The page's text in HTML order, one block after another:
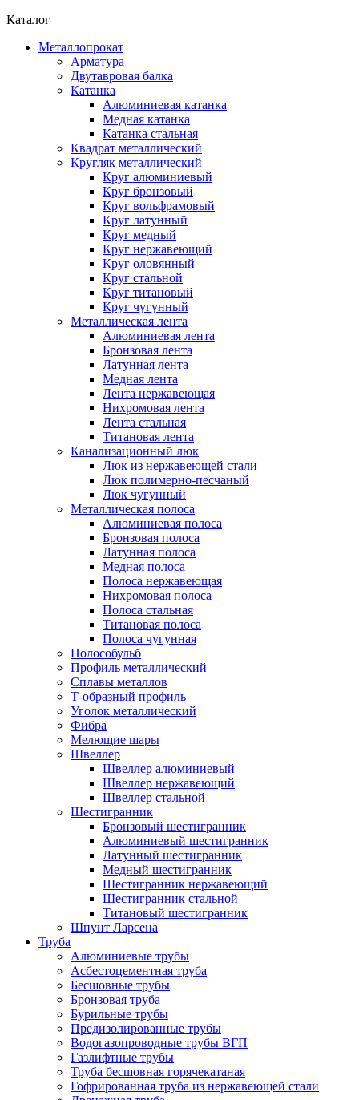
Каталог
Металлопрокат
Арматура
Двутавровая балка
Катанка
Алюминиевая катанка
Медная катанка
Катанка стальная
Квадрат металлический
Кругляк металлический
Круг алюминиевый
Круг бронзовый
Круг вольфрамовый
Круг латунный
Круг медный
Круг нержавеющий
Круг оловянный
Круг стальной
Круг титановый
Круг чугунный
Металлическая лента
Алюминиевая лента
Бронзовая лента
Латунная лента
Медная лента
Лента нержавеющая
Нихромовая лента
Лента стальная
Титановая лента
Канализационный люк
Люк из нержавеющей стали
Люк полимерно-песчаный
Люк чугунный
Металлическая полоса
Алюминиевая полоса
Бронзовая полоса
Латунная полоса
Медная полоса
Полоса нержавеющая
Нихромовая полоса
Полоса стальная
Титановая полоса
Полоса чугунная
Полособульб
Профиль металлический
Сплавы металлов
Т-образный профиль
Уголок металлический
Фибра
Мелющие шары
Швеллер
Швеллер алюминиевый
Швеллер нержавеющий
Швеллер стальной
Шестигранник
Бронзовый шестигранник
Алюминиевый шестигранник
Латунный шестигранник
Медный шестигранник
Шестигранник нержавеющий
Шестигранник стальной
Титановый шестигранник
Шпунт Ларсена
Труба
Алюминиевые трубы
Асбестоцементная труба
Бесшовные трубы
Бронзовая труба
Бурильные трубы
Предизолированные трубы
Водогазопроводные трубы ВГП
Газлифтные трубы
Труба бесшовная горячекатаная
Гофрированная труба из нержавеющей стали